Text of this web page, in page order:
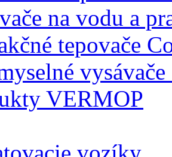
na vodu a
tepovače
VERMOP